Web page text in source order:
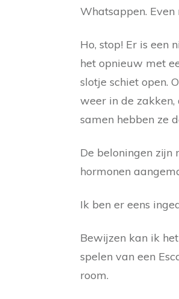
Whatsappen. Even
Ho, stop! Er is een
het opnieuw met
slotje schiet open.
weer in de
samen hebben ze
De beloningen zijn
hormonen
Ik ben er eens
Bewijzen kan ik
spelen van een
room.